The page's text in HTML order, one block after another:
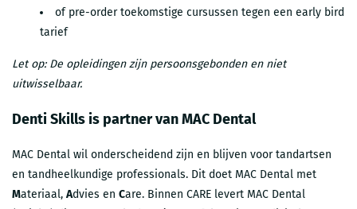
of pre-order toekomstige cursussen tegen een early bird
tarief
Let op: De opleidingen zijn persoonsgebonden en niet
uitwisselbaar.
Denti Skills is partner van MAC Dental
MAC Dental wil onderscheidend zijn en blijven voor tandartsen
en tandheelkundige professionals. Dit doet MAC Dental met
Materiaal, Advies en Care. Binnen CARE levert MAC Dental